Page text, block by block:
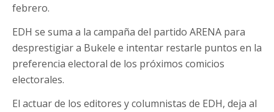
febrero.
EDH se suma a la campaña del partido ARENA para
desprestigiar a Bukele e intentar restarle puntos en la
preferencia electoral de los próximos comicios
electorales.
El actuar de los editores y columnistas de EDH, deja al